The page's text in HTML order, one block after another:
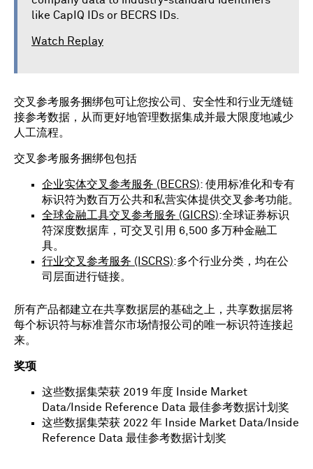
like CapIQ IDs or BECRS IDs.
Watch Replay
交叉参考服务捆绑包可让您按公司、安全性和行业无缝链
接参考数据，从而更好地管理数据集成并最大限度地减少
人工流程。
交叉参考服务捆绑包包括
企业实体交叉参考服务 (BECRS): 使用标准化和专有
标识符为数百万公共和私营实体提供交叉参考功能。
全球金融工具交叉参考服务 (GICRS):全球证券标识
符深度数据库，可交叉引用 6,500 多万种金融工
具。
行业交叉参考服务 (ISCRS):多个行业分类，均在公
司层面进行链接。
所有产品都建立在共享数据层的基础之上，共享数据层将
每个标识符与标准普尔市场情报公司的唯一标识符连接起
来。
奖项
这些数据集荣获 2019 年度 Inside Market
Data/Inside Reference Data 最佳参考数据计划奖
这些数据集荣获 2022 年 Inside Market Data/Inside
Reference Data 最佳参考数据计划奖